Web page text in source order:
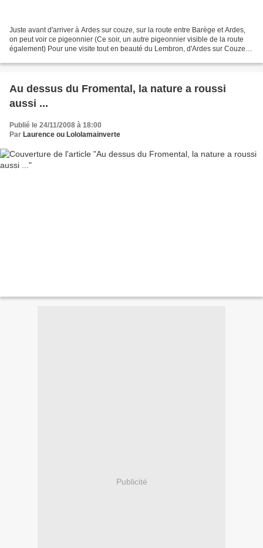
Juste avant d'arriver à Ardes sur couze, sur la route entre Barège et Ardes,
on peut voir ce pigeonnier (Ce soir, un autre pigeonnier visible de la route
également) Pour une visite tout en beauté du Lembron, d'Ardes sur Couze et
Au dessus du Fromental, la nature a roussi
aussi ...
Publié le 24/11/2008 à 18:00
Par Laurence ou Lololamainverte
Publicité